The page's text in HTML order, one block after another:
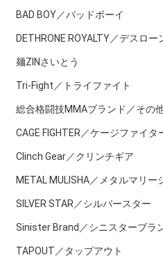
BAD BOY／バッドボーイ
DETHRONE ROYALTY／デスロ
麺ZINさいとう
Tri-Fight／トライファイト
総合格闘技MMAブランド／その
CAGE FIGHTER／ケージファイタ
Clinch Gear／クリンチギア
METAL MULISHA／メタルマリー
SILVER STAR／シルバースター
Sinister Brand／シニスターブラ
TAPOUT／タップアウト